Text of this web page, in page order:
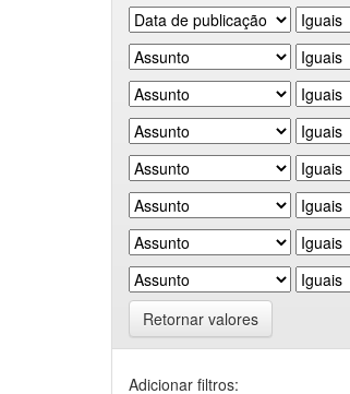
Retornar valores
Adicionar filtros: